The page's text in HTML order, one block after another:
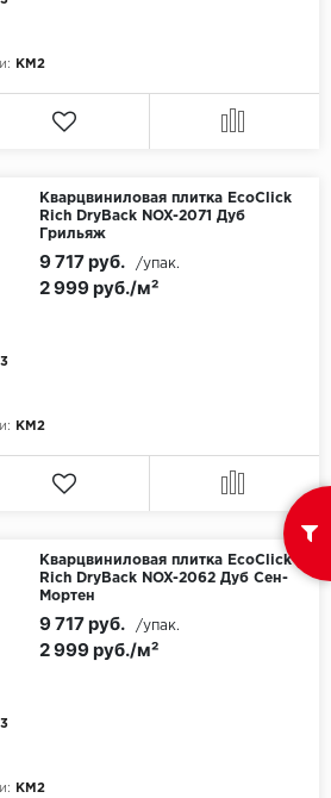
Wonderful Vinyl
КМ2
Кварцвиниловая плитка EcoClick
Rich DryBack NOX-2071 Дуб
Грильяж
КМ2
2 999 руб./м²
9 717 руб. /упак.
Кварцвиниловая плитка EcoClick
Rich DryBack NOX-2062 Дуб Сен-
Мортен
КМ2
2 999 руб./м²
9 717 руб. /упак.